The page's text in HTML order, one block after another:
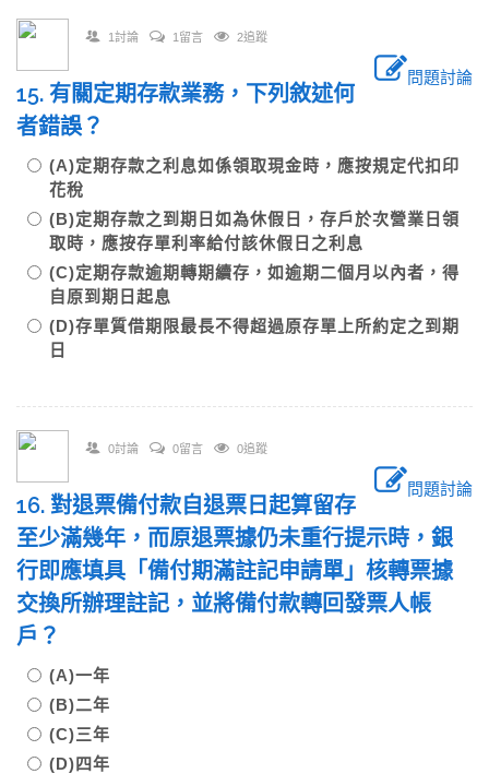
1討論 1留言 2追蹤
問題討論
15. 有關定期存款業務，下列敘述何
者錯誤？
(A)定期存款之利息如係領取現金時，應按規定代扣印
花稅
(B)定期存款之到期日如為休假日，存戶於次營業日領
取時，應按存單利率給付該休假日之利息
(C)定期存款逾期轉期續存，如逾期二個月以內者，得
自原到期日起息
(D)存單質借期限最長不得超過原存單上所約定之到期
日
0討論 0留言 0追蹤
問題討論
16. 對退票備付款自退票日起算留存
至少滿幾年，而原退票據仍未重行提示時，銀
行即應填具「備付期滿註記申請單」核轉票據
交換所辦理註記，並將備付款轉回發票人帳
戶？
(A)一年
(B)二年
(C)三年
(D)四年